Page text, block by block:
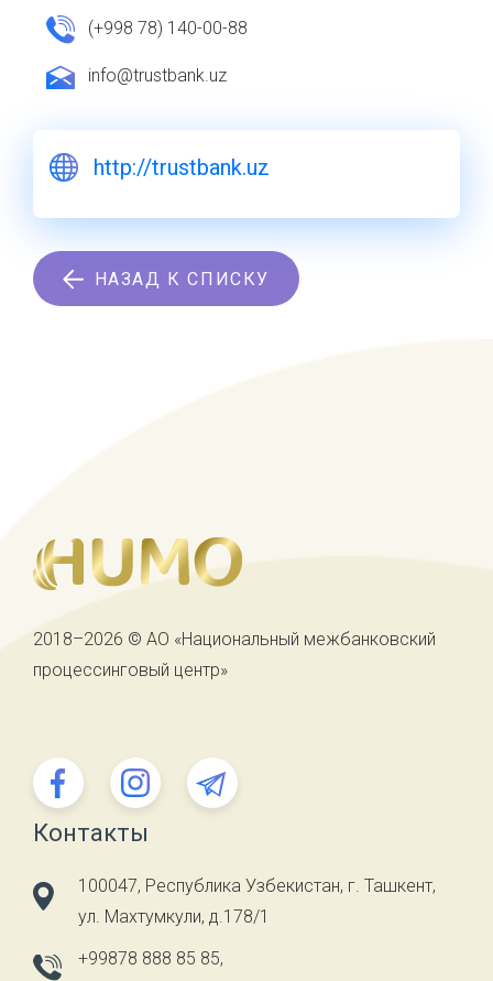
(+998 78) 140-00-88
info@trustbank.uz
http://trustbank.uz
НАЗАД К СПИСКУ
2018–2026 © АО «Национальный межбанковский
процессинговый центр»
Контакты
100047, Республика Узбекистан, г. Ташкент,
ул. Махтумкули, д.178/1
+99878 888 85 85,